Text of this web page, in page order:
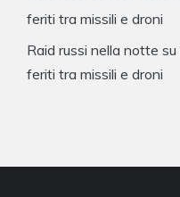
feriti tra missili e droni
Raid russi nella notte
feriti tra missili e droni